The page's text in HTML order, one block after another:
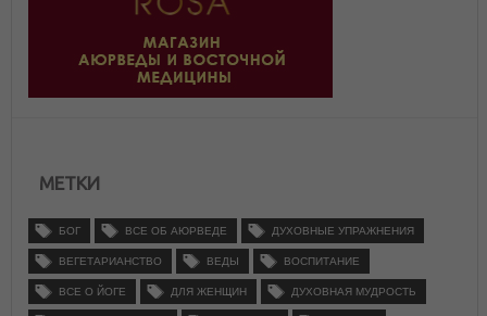
МЕТКИ
БОГ ВСЕ ОБ АЮРВЕДЕ ДУХОВНЫЕ УПРАЖНЕНИЯ
ВЕГЕТАРИАНСТВО ВЕДЫ ВОСПИТАНИЕ
ВСЕ О ЙОГЕ ДЛЯ ЖЕНЩИН ДУХОВНАЯ МУДРОСТЬ